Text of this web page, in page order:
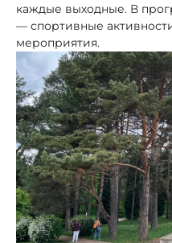
каждые выходные. В
— спортивные
мероприятия.